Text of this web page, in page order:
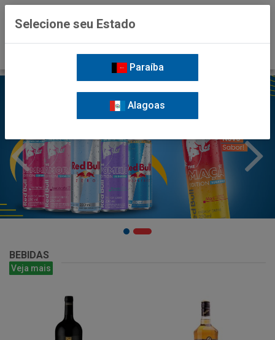
BEBIDAS
Veja mais
Selecione seu Estado
Paraíba
Alagoas